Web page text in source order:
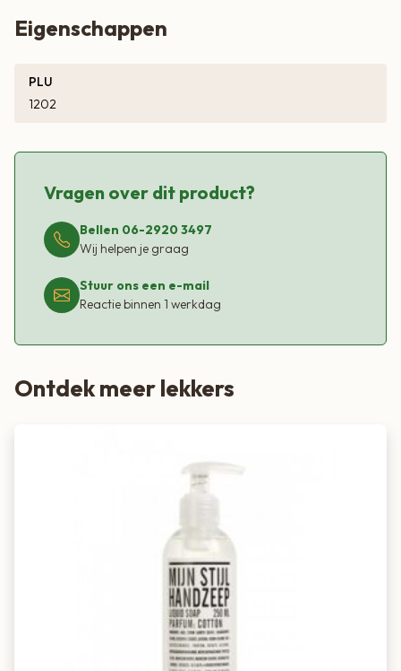
Eigenschappen
PLU
1202
Vragen over dit product?
Bellen 06-2920 3497
Wij helpen je graag
Stuur ons een e-mail
Reactie binnen 1 werkdag
Ontdek meer lekkers